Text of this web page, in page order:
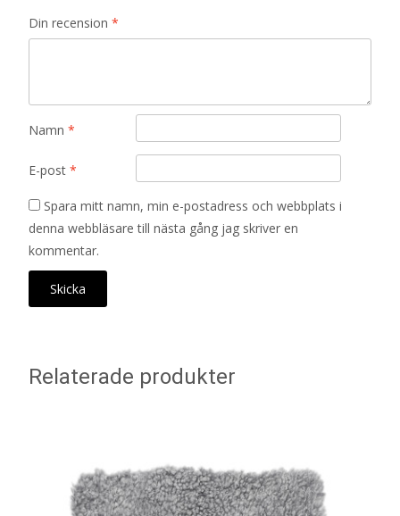
Din recension *
Namn *
E-post *
Spara mitt namn, min e-postadress och webbplats i
denna webbläsare till nästa gång jag skriver en
kommentar.
Relaterade produkter